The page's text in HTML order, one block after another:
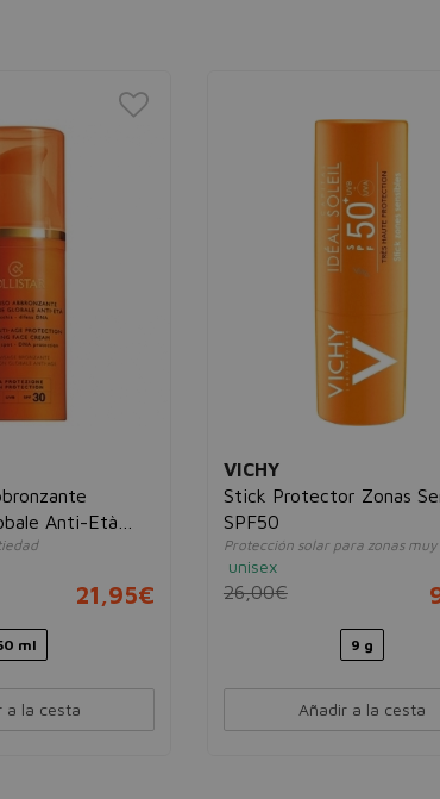
Anti-Età
21,95€
ml
a la cesta
VICHY
Stick Protector Zonas
SPF50
Protección solar para zonas muy
unisex
26,00€
9 g
Añadir a la cesta